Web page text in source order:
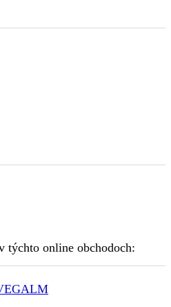
týchto online obchodoch: